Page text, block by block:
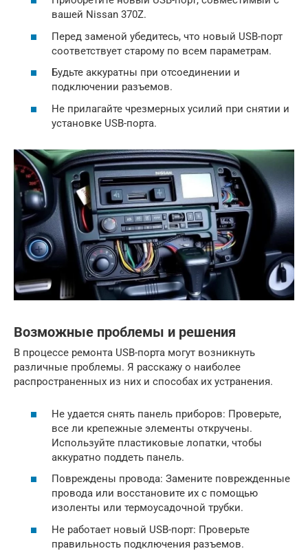
вашей Nissan 370Z.
Перед заменой убедитесь, что новый USB-порт
соответствует старому по всем параметрам.
Будьте аккуратны при отсоединении и
подключении разъемов.
Не прилагайте чрезмерных усилий при снятии и
установке USB-порта.
Возможные проблемы и решения
В процессе ремонта USB-порта могут возникнуть
различные проблемы. Я расскажу о наиболее
распространенных из них и способах их устранения.
Не удается снять панель приборов: Проверьте,
все ли крепежные элементы откручены.
Используйте пластиковые лопатки, чтобы
аккуратно поддеть панель.
Повреждены провода: Замените поврежденные
провода или восстановите их с помощью
изоленты или термоусадочной трубки.
Не работает новый USB-порт: Проверьте
правильность подключения разъемов.